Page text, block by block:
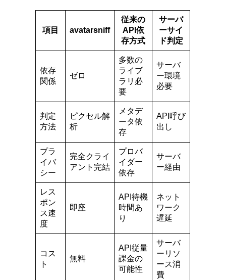
項目 avatarsniff
従来の
API依
存方式
サーバ
ーサイ
ド判定
依存
関係
ゼロ
多数の
ライブ
ラリ必
要
サーバ
ー環境
必要
判定
方法
ピクセル解
析
メタデ
ータ依
存
API呼び
出し
プラ
イバ
シー
完全クライ
アント完結
プロバ
イダー
依存
サーバ
ー経由
レス
ポン
ス速
度
即座
API待機
時間あ
り
ネット
ワーク
遅延
コス
ト
無料
API従量
課金の
可能性
サーバ
ーリソ
ース消
費